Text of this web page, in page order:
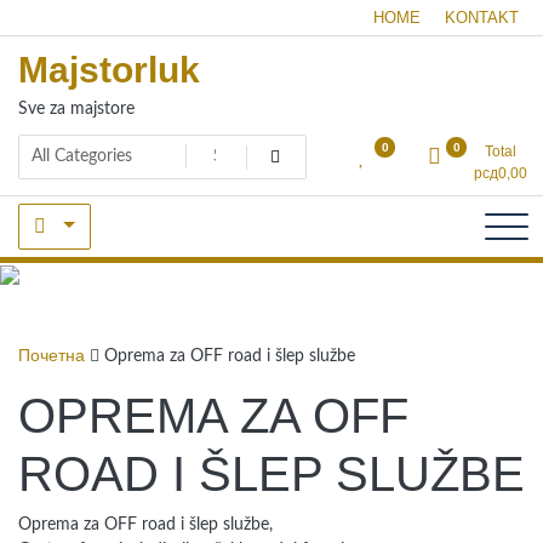
to
content
HOME KONTAKT
Majstorluk
Sve za majstore
0 0
Total
рсд0,00
road i šlep službe
Почетна Oprema za OFF road i šlep službe
OPREMA ZA OFF
ROAD I ŠLEP SLUŽBE
Oprema za OFF road i šlep službe,